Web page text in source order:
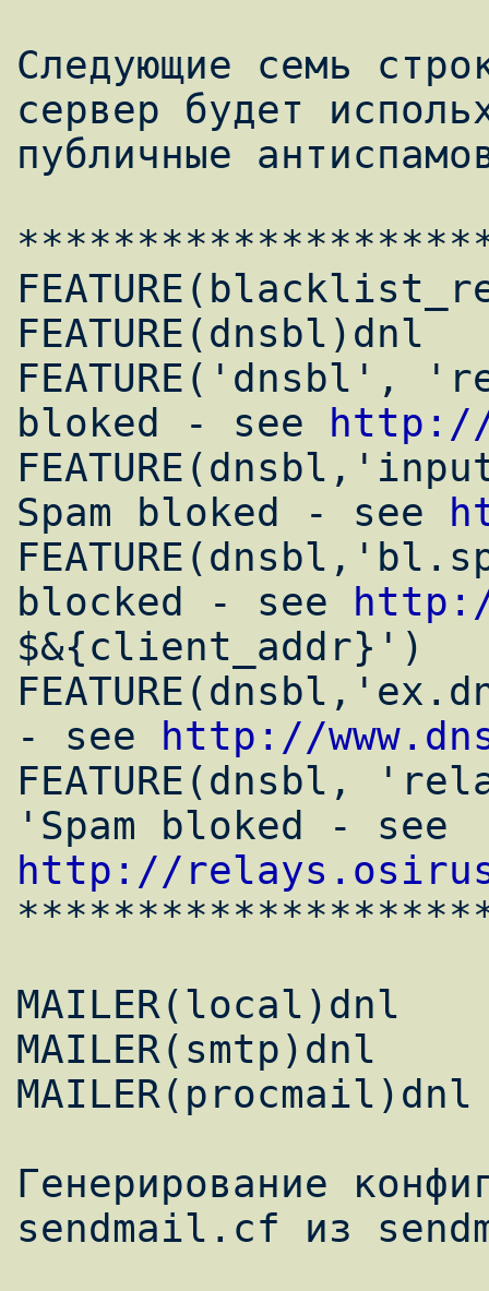
Следующие семь
сервер будет
публичные
FEATURE(dnsbl)dnl
FEATURE('dnsbl',
bloked - see
Spam bloked - see
blocked - see
$&{client_addr}')
- see
http://
FEATURE(dnsbl,
http://
MAILER(local)dnl
MAILER(smtp)dnl
Генерирование
sendmail.cf из